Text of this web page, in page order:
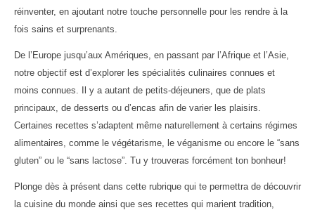
réinventer, en ajoutant notre touche personnelle pour les rendre à la
fois sains et surprenants.
De l’Europe jusqu’aux Amériques, en passant par l’Afrique et l’Asie,
notre objectif est d’explorer les spécialités culinaires connues et
moins connues. Il y a autant de petits-déjeuners, que de plats
principaux, de desserts ou d’encas afin de varier les plaisirs.
Certaines recettes s’adaptent même naturellement à certains régimes
alimentaires, comme le végétarisme, le véganisme ou encore le “sans
gluten” ou le “sans lactose”. Tu y trouveras forcément ton bonheur!
Plonge dès à présent dans cette rubrique qui te permettra de découvrir
la cuisine du monde ainsi que ses recettes qui marient tradition,